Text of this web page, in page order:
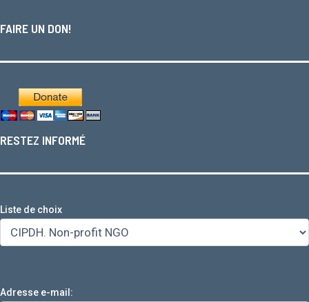
FAIRE UN DON!
RESTEZ INFORMÉ
Liste de choix
Adresse e-mail: